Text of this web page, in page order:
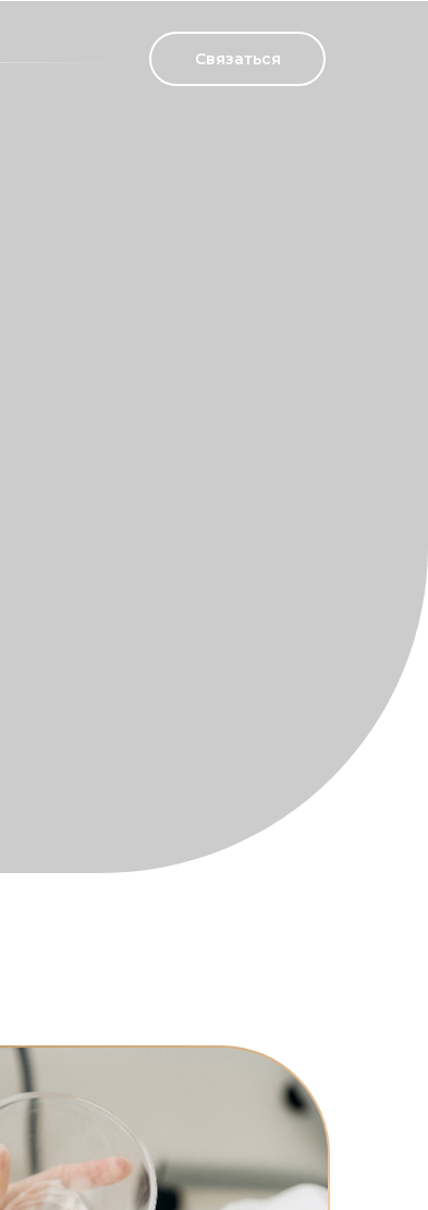
Связаться